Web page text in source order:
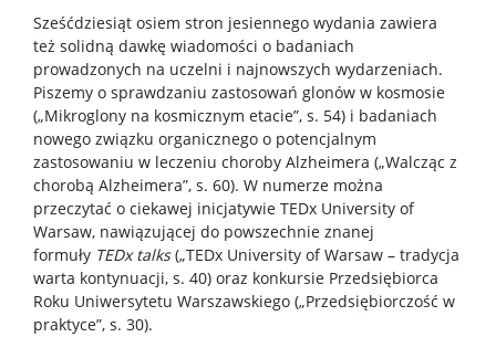
Repozytorium „Dane Badawcze UW”
Serwis Naukowy UW
Baza publikacji
Nasze osiągnięcia
Popularyzacja
Sześćdziesiąt osiem stron jesiennego wydania zawiera
też solidną dawkę wiadomości o badaniach
prowadzonych na uczelni i najnowszych wydarzeniach.
Piszemy o sprawdzaniu zastosowań glonów w kosmosie
(„Mikroglony na kosmicznym etacie”, s. 54) i badaniach
nowego związku organicznego o potencjalnym
zastosowaniu w leczeniu choroby Alzheimera („Walcząc z
chorobą Alzheimera”, s. 60). W numerze można
przeczytać o ciekawej inicjatywie TEDx University of
Warsaw, nawiązującej do powszechnie znanej
formuły TEDx talks(„TEDx University of Warsaw – tradycja
warta kontynuacji, s. 40) oraz konkursie Przedsiębiorca
Roku Uniwersytetu Warszawskiego („Przedsiębiorczość w
praktyce”, s. 30).